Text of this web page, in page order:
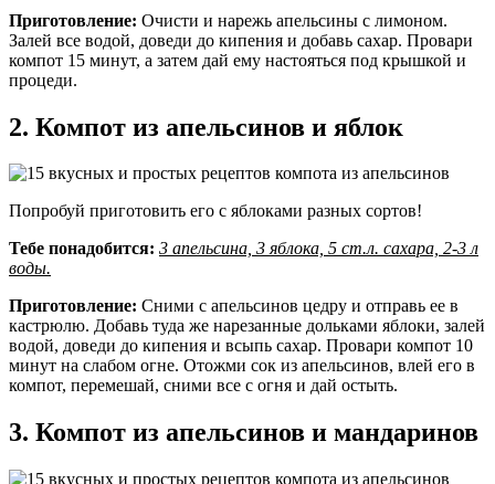
Приготовление: Очисти и нарежь апельсины с лимоном.
Залей все водой, доведи до кипения и добавь сахар. Провари
компот 15 минут, а затем дай ему настояться под крышкой и
процеди.
2. Компот из апельсинов и яблок
Попробуй приготовить его с яблоками разных сортов!
Тебе понадобится: 3 апельсина, 3 яблока, 5 ст.л. сахара, 2-3 л
воды.
Приготовление: Сними с апельсинов цедру и отправь ее в
кастрюлю. Добавь туда же нарезанные дольками яблоки, залей
водой, доведи до кипения и всыпь сахар. Провари компот 10
минут на слабом огне. Отожми сок из апельсинов, влей его в
компот, перемешай, сними все с огня и дай остыть.
3. Компот из апельсинов и мандаринов